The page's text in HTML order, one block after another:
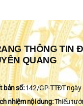
THÔNG TIN
QUANG
bản số:142/GP-TTĐT
nhiệm nội dung:Thiếu